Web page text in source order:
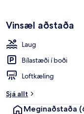
Vinsæl aðstaða
Laug
Bílastæði í boði
Loftkæling
Sjá allt
Meginaðstaða